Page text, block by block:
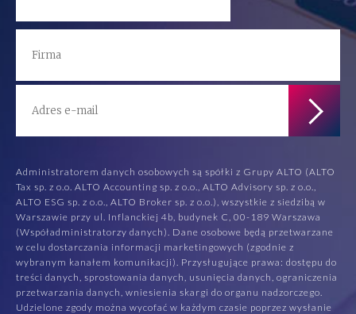
Administratorem danych osobowych są spółki z Grupy ALTO (ALTO
Tax sp. z o.o. ALTO Accounting sp. z o.o., ALTO Advisory sp. z o.o.,
ALTO ESG sp. z o.o., ALTO Broker sp. z o.o.), wszystkie z siedzibą w
Warszawie przy ul. Inflanckiej 4b, budynek C, 00-189 Warszawa
(Współadministratorzy danych). Dane osobowe będą przetwarzane
w celu dostarczania informacji marketingowych (zgodnie z
wybranym kanałem komunikacji). Przysługujące prawa: dostępu do
treści danych, sprostowania danych, usunięcia danych, ograniczenia
przetwarzania danych, wniesienia skargi do organu nadzorczego.
Udzielone zgody można wycofać w każdym czasie poprzez wysłanie